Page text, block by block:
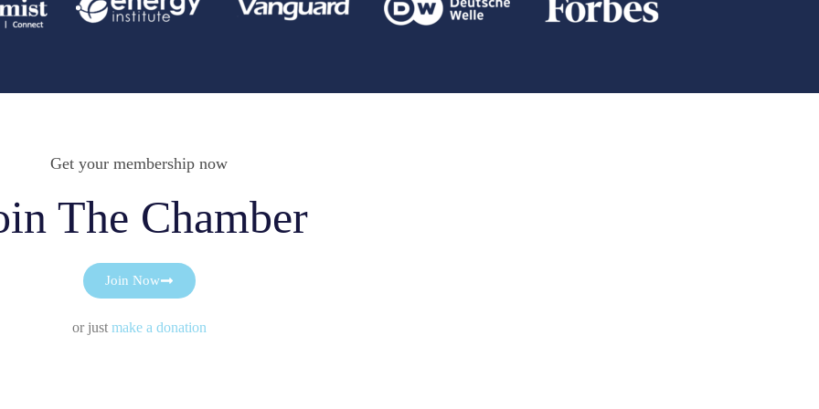
Get your membership now
The Chamber
Join Now
or just make a donation